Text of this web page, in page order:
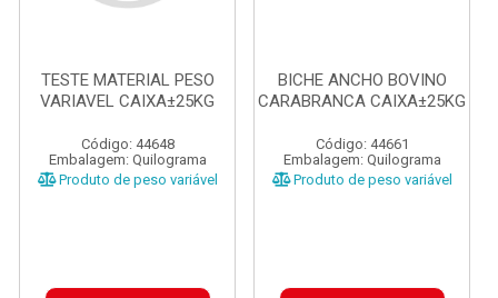
TESTE MATERIAL PESO
VARIAVEL CAIXA±25KG
Código: 44648
Embalagem: Quilograma
Produto de peso variável
BICHE ANCHO BOVINO
CARABRANCA CAIXA±25KG
Código: 44661
Embalagem: Quilograma
Produto de peso variável